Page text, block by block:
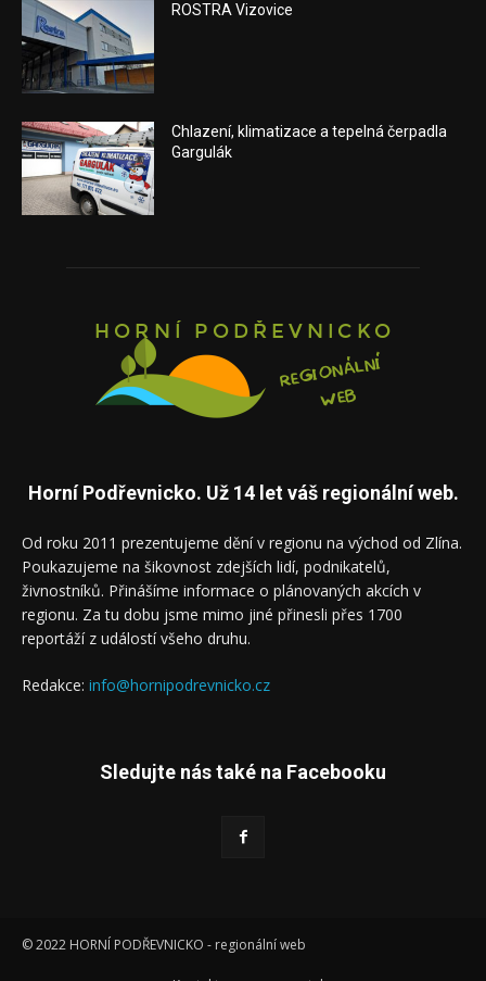
ROSTRA Vizovice
Chlazení, klimatizace a tepelná čerpadla
Gargulák
Horní Podřevnicko. Už 14 let váš regionální web.
Od roku 2011 prezentujeme dění v regionu na východ od Zlína.
Poukazujeme na šikovnost zdejších lidí, podnikatelů,
živnostníků. Přinášíme informace o plánovaných akcích v
regionu. Za tu dobu jsme mimo jiné přinesli přes 1700
reportáží z událostí všeho druhu.
Redakce: info@hornipodrevnicko.cz
Sledujte nás také na Facebooku
© 2022 HORNÍ PODŘEVNICKO - regionální web